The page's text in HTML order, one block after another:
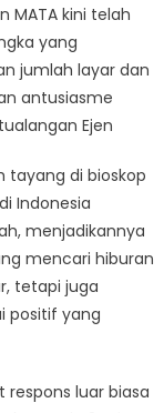
Ali
The
Movie
2
Memukau
Ribu
Lebih
Penonton
Indonesia
MATA kini telah
yang
jumlah layar dan
antusiasme
Ejen
tayang di bioskop
Indonesia
menjadikannya
mencari hiburan
tetapi juga
positif yang
luar biasa